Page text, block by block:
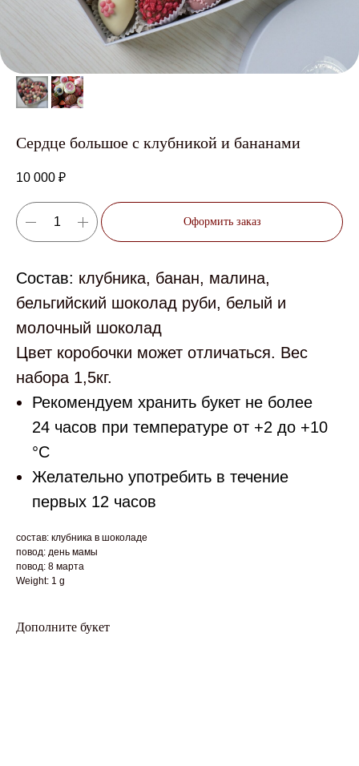
Сердце большое с клубникой и бананами
10 000 ₽
Оформить заказ
Состав: клубника, банан, малина,
бельгийский шоколад руби, белый и
молочный шоколад
Цвет коробочки может отличаться. Вес
набора 1,5кг.
Рекомендуем хранить букет не более
24 часов при температуре от +2 до +10
°С
Желательно употребить в течение
первых 12 часов
состав: клубника в шоколаде
повод: день мамы
повод: 8 марта
Weight: 1 g
Дополните букет